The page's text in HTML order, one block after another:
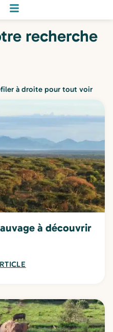
recherche
à droite pour tout voir
à découvrir